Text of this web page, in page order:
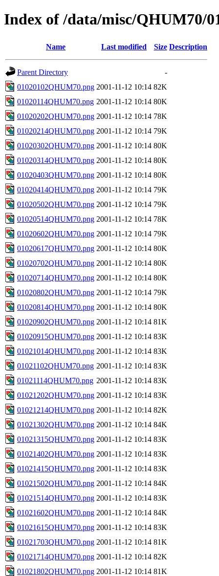
Index of /data/misc/QHUM70/
Name Last modified Size Description
Parent Directory
-
01020102QHUM70.png 2001-11-12 10:14 82K
01020114QHUM70.png 2001-11-12 10:14 80K
01020202QHUM70.png 2001-11-12 10:14 78K
01020214QHUM70.png 2001-11-12 10:14 79K
01020302QHUM70.png 2001-11-12 10:14 80K
01020314QHUM70.png 2001-11-12 10:14 80K
01020403QHUM70.png 2001-11-12 10:14 80K
01020414QHUM70.png 2001-11-12 10:14 79K
01020502QHUM70.png 2001-11-12 10:14 79K
01020514QHUM70.png 2001-11-12 10:14 78K
01020602QHUM70.png 2001-11-12 10:14 79K
01020617QHUM70.png 2001-11-12 10:14 80K
01020702QHUM70.png 2001-11-12 10:14 80K
01020714QHUM70.png 2001-11-12 10:14 80K
01020802QHUM70.png 2001-11-12 10:14 79K
01020814QHUM70.png 2001-11-12 10:14 80K
01020902QHUM70.png 2001-11-12 10:14 81K
01020915QHUM70.png 2001-11-12 10:14 83K
01021014QHUM70.png 2001-11-12 10:14 83K
01021102QHUM70.png 2001-11-12 10:14 83K
01021114QHUM70.png 2001-11-12 10:14 83K
01021202QHUM70.png 2001-11-12 10:14 83K
01021214QHUM70.png 2001-11-12 10:14 82K
01021302QHUM70.png 2001-11-12 10:14 84K
01021315QHUM70.png 2001-11-12 10:14 83K
01021402QHUM70.png 2001-11-12 10:14 83K
01021415QHUM70.png 2001-11-12 10:14 83K
01021502QHUM70.png 2001-11-12 10:14 84K
01021514QHUM70.png 2001-11-12 10:14 83K
01021602QHUM70.png 2001-11-12 10:14 84K
01021615QHUM70.png 2001-11-12 10:14 83K
01021703QHUM70.png 2001-11-12 10:14 81K
01021714QHUM70.png 2001-11-12 10:14 82K
01021802QHUM70.png 2001-11-12 10:14 81K